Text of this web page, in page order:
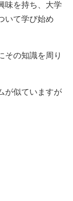
味を持ち、大学
いて学び始め
その知識を周り
が似ていますが